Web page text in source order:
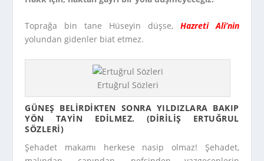
Toprağa bin tane Hüseyin düşse, Hazreti Ali’nin
yolundan gidenler biat etmez.
Ertuğrul Sözleri
GÜNEŞ BELIRDIKTEN SONRA YILDIZLARA BAKIP
YÖN TAYIN EDILMEZ. (DIRILIŞ ERTUĞRUL
SÖZLERI)
Şehadet makamı herkese nasip olmaz! Şehadet,